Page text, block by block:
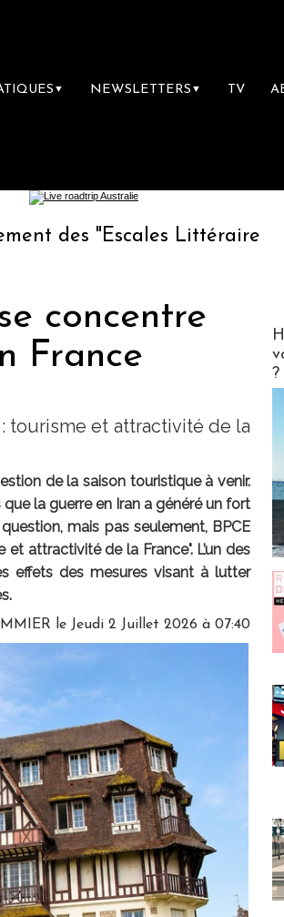
▼ NEWSLETTERS ▼ TV
"Escales Littéraires", la
concentre
France
tourisme et attractivité de la
de la saison touristique à venir.
la guerre en Iran a généré un fort
mais pas seulement, BPCE
attractivité de la France". L’un des
effets des mesures visant à lutter
le Jeudi 2 Juillet 2026 à 07:40
?